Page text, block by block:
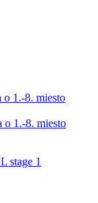
o 1.-8. miesto
o 1.-8. miesto
stage 1